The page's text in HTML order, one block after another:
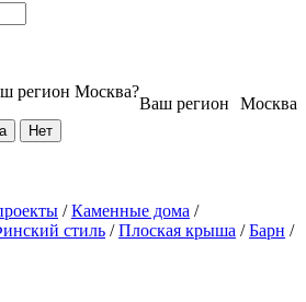
Москва
Ваш регион
регион Москва?
/Каменные дома /
стиль /Плоская крыша /Барн /